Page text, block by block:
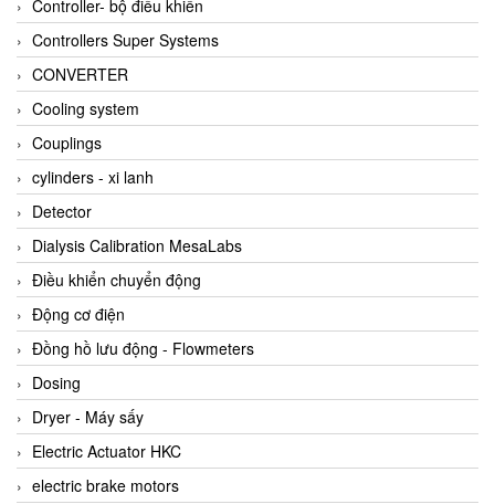
Allen Bradley Vietnam
Alpha Moisture Vietnam
Alpha-Achem Vietnam
Alphino
ALRE-IT Vietnam
Altech
Amarillo Gear
Ametek
AMPTRON Vietnam
AND Vietnam
ANDERSON-NEGELE
ANDILOG Technologies Vietnam
Anritsu
ANTEC S.A
Controller- bộ điều khiển
Controllers Super Systems
CONVERTER
Cooling system
Couplings
cylinders - xi lanh
Detector
Dialysis Calibration MesaLabs
Điều khiển chuyển động
Động cơ điện
Đồng hồ lưu động - Flowmeters
Dosing
Dryer - Máy sấy
Electric Actuator HKC
electric brake motors